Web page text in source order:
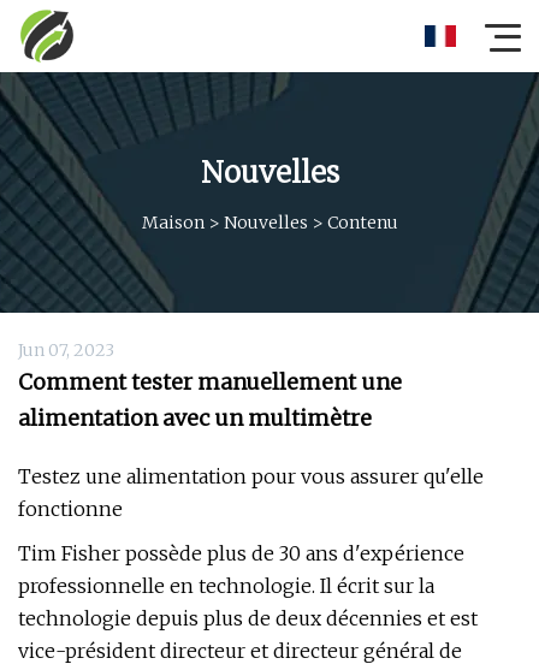
Nouvelles
Maison > Nouvelles > Contenu
Jun 07, 2023
Comment tester manuellement une
alimentation avec un multimètre
Testez une alimentation pour vous assurer qu'elle
fonctionne
Tim Fisher possède plus de 30 ans d'expérience
professionnelle en technologie. Il écrit sur la
technologie depuis plus de deux décennies et est
vice-président directeur et directeur général de